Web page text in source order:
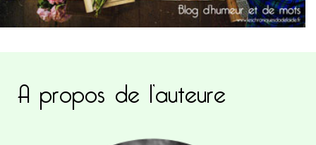
A propos de l’auteure